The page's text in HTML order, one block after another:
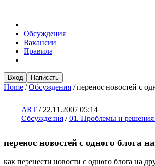
Обсуждения
Вакансии
Правила
Вход Написать
Home /Обсуждения /перенос новостей с
ART / 22.11.2007 05:14
Обсуждения /01. Проблемы и решения
перенос новостей с одного блога
как перенести новости с одного блога на